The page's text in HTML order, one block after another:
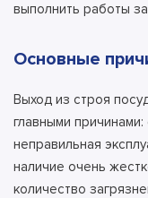
выполнить работы
Основные
Выход из строя
главными
неправильная
наличие очень
количество